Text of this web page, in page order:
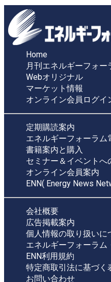
Home
月刊エネルギーフォー
Webオリジナル
マーケット情報
オンライン会員ログイ
定期購読案内
エネルギーフォーラム
書籍案内と購入
セミナー＆イベントへ
オンライン会員案内
ENN( Energy News
会社概要
広告掲載案内
個人情報の取り扱いに
エネルギーフォーラム
ENN利用規約
特定商取引法に基づく
お問い合わせ